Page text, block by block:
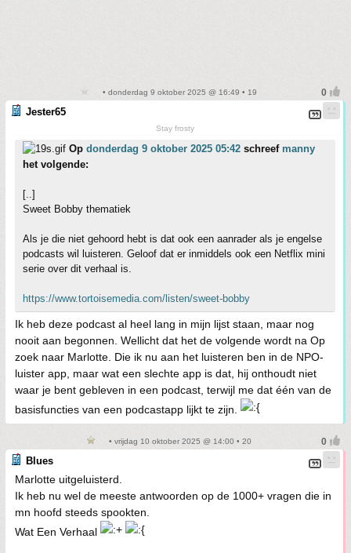
• donderdag 9 oktober 2025 @ 16:49 • 19
Jester65
Stay frosty
Op donderdag 9 oktober 2025 05:42 schreef manny
het volgende:
[..]
Sweet Bobby thematiek
Als je die niet gehoord hebt is dat ook een aanrader als je engelse
podcasts wil luisteren. Geloof dat er inmiddels ook een Netflix mini
serie over dit verhaal is.
https://www.tortoisemedia.com/listen/sweet-bobby
Ik heb deze podcast al heel lang in mijn lijst staan, maar nog
nooit aan begonnen. Wellicht dat het de volgende wordt na Op
zoek naar Marlotte. Die ik nu aan het luisteren ben in de NPO-
luister app, maar wat een slechte app is dat, hij onthoudt niet
waar je bent gebleven in een podcast, terwijl me dat één van de
basisfuncties van een podcastapp lijkt te zijn.
• vrijdag 10 oktober 2025 @ 14:00 • 20
Blues
Marlotte uitgeluisterd.
Ik heb nu wel de meeste antwoorden op de 1000+ vragen die in
mn hoofd steeds spookten.
Wat Een Verhaal